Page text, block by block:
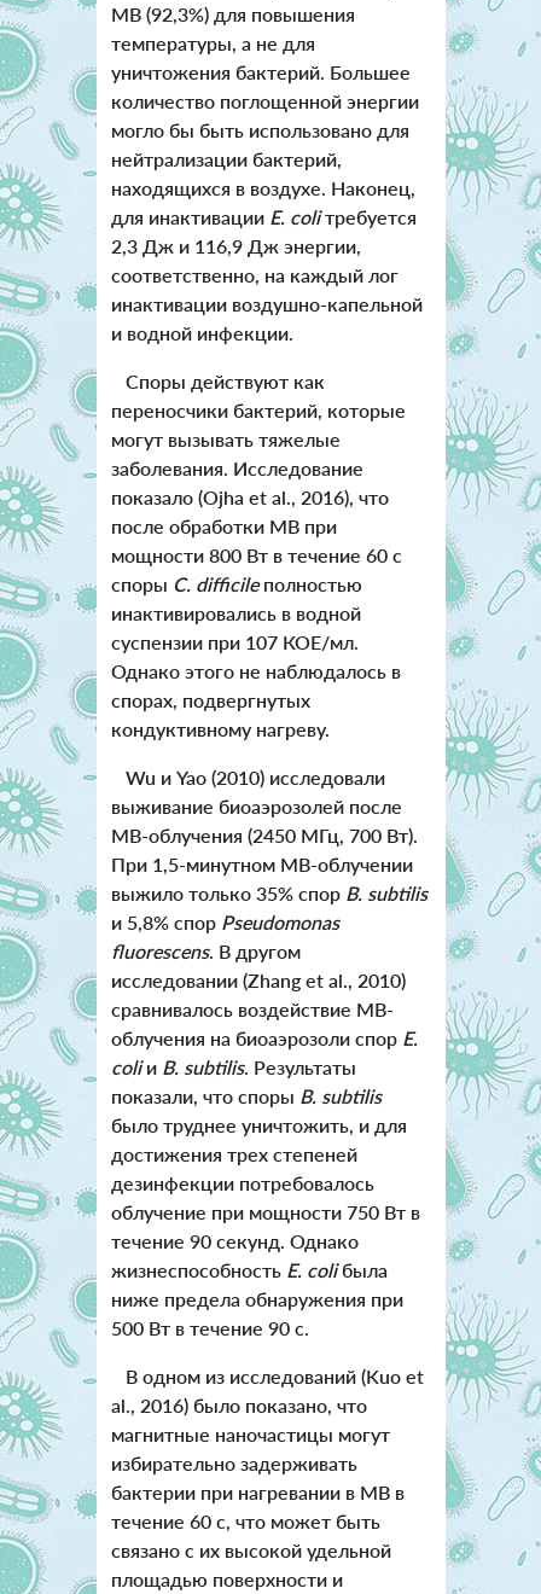
МВ (92,3%) для повышения
температуры, а не для
уничтожения бактерий. Большее
количество поглощенной энергии
могло бы быть использовано для
нейтрализации бактерий,
находящихся в воздухе. Наконец,
для инактивацииE. coliтребуется
2,3 Дж и 116,9 Дж энергии,
соответственно, на каждый лог
инактивации воздушно-капельной
и водной инфекции.
Споры действуют как
переносчики бактерий, которые
могут вызывать тяжелые
заболевания. Исследование
показало (Ojha et al., 2016), что
после обработки МВ при
мощности 800 Вт в течение 60 с
споры C. difficileполностью
инактивировались в водной
суспензии при 107 КОЕ/мл.
Однако этого не наблюдалось в
спорах, подвергнутых
кондуктивному нагреву.
Wu и Yao (2010) исследовали
выживание биоаэрозолей после
МВ-облучения (2450 МГц, 700 Вт).
При 1,5-минутном МВ-облучении
выжило только 35% спор B. subtilis
и 5,8% спор Pseudomonas
fluorescens. В другом
исследовании (Zhang et al., 2010)
сравнивалось воздействие МВ-
облучения на биоаэрозоли спор E.
coliи B. subtilis. Результаты
показали, что споры B. subtilis
было труднее уничтожить, и для
достижения трех степеней
дезинфекции потребовалось
облучение при мощности 750 Вт в
течение 90 секунд. Однако
жизнеспособность E. coliбыла
ниже предела обнаружения при
500 Вт в течение 90 с.
В одном из исследований (Kuo et
al., 2016) было показано, что
магнитные наночастицы могут
избирательно задерживать
бактерии при нагревании в МВ в
течение 60 с, что может быть
связано с их высокой удельной
площадью поверхности и